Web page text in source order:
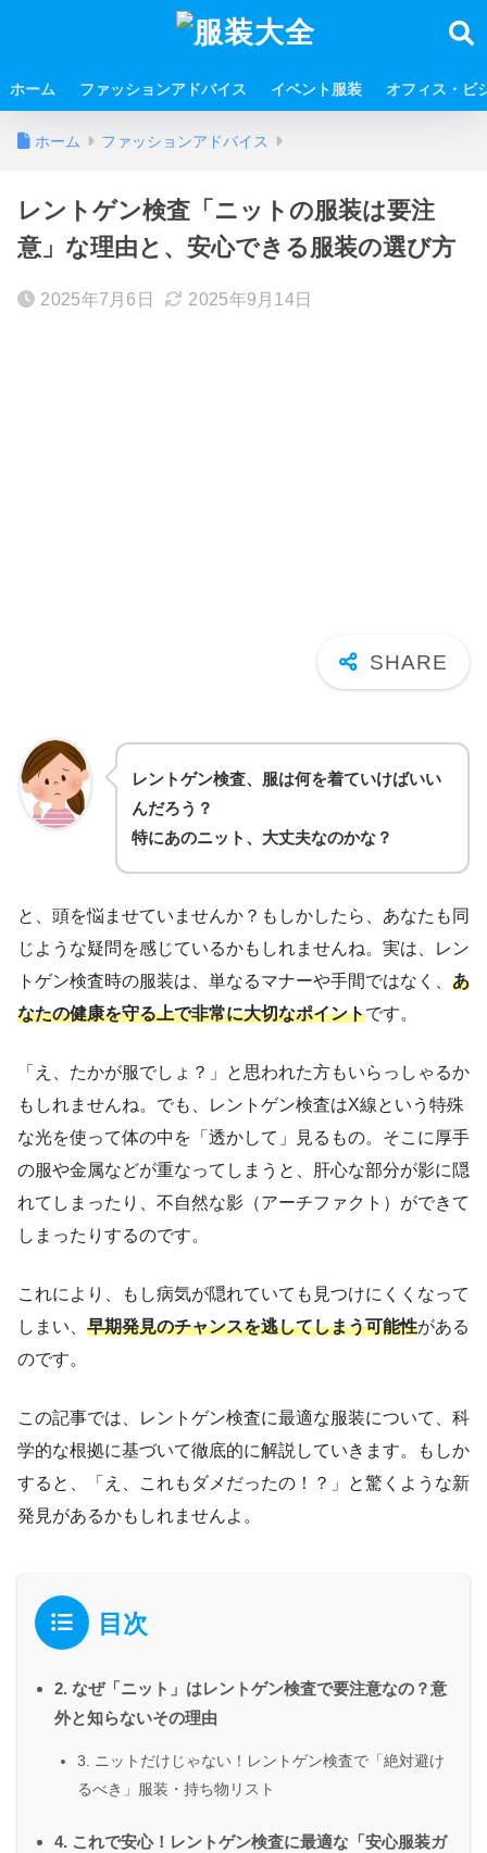
ホーム ファッションアドバイス イベント服装 オフィス・ビ
ホーム ファッションアドバイス
レントゲン検査「ニットの服装は要注
意」な理由と、安心できる服装の選び方
2025年7月6日 2025年9月14日
レントゲン検査、服は何を着ていけばいい
んだろう？
特にあのニット、大丈夫なのかな？
と、頭を悩ませていませんか？もしかしたら、あなたも同
じような疑問を感じているかもしれませんね。実は、レン
トゲン検査時の服装は、単なるマナーや手間ではなく、 あ
なたの健康を守る上で非常に大切なポイントです。
「え、たかが服でしょ？」と思われた方もいらっしゃるか
もしれませんね。でも、レントゲン検査はX線という特殊
な光を使って体の中を「透かして」見るもの。そこに厚手
の服や金属などが重なってしまうと、肝心な部分が影に隠
れてしまったり、不自然な影（アーチファクト）ができて
しまったりするのです。
これにより、もし病気が隠れていても見つけにくくなって
しまい、 早期発見のチャンスを逃してしまう可能性がある
のです。
この記事では、レントゲン検査に最適な服装について、科
学的な根拠に基づいて徹底的に解説していきます。もしか
すると、「え、これもダメだったの！？」と驚くような新
発見があるかもしれませんよ。
目次
2. なぜ「ニット」はレントゲン検査で要注意なの？意
外と知らないその理由
3. ニットだけじゃない！レントゲン検査で「絶対避け
るべき」服装・持ち物リスト
4. これで安心！レントゲン検査に最適な「安心服装ガ